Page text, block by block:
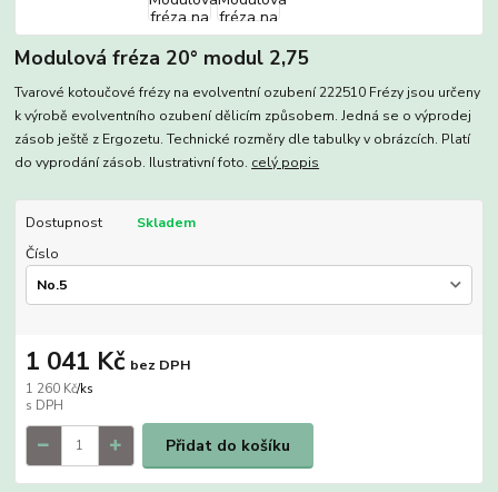
Modulová fréza 20° modul 2,75
Tvarové kotoučové frézy na evolventní ozubení 222510 Frézy jsou určeny
k výrobě evolventního ozubení dělicím způsobem. Jedná se o výprodej
zásob ještě z Ergozetu. Technické rozměry dle tabulky v obrázcích. Platí
do vyprodání zásob. Ilustrativní foto. celý popis
Dostupnost
Skladem
Číslo
1 260 Kč/ks
1 041 Kč bez DPH
Přidat do košíku